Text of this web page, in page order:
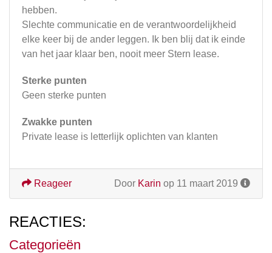
Categorieën
hebben.
Slechte communicatie en de verantwoordelijkheid
elke keer bij de ander leggen. Ik ben blij dat ik einde
van het jaar klaar ben, nooit meer Stern lease.
Sterke punten
Geen sterke punten
Zwakke punten
Private lease is letterlijk oplichten van klanten
Door Karin op 11 maart 2019
Reageer
REACTIES: